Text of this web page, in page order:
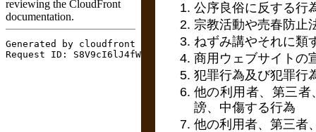
公序良俗に反する行
宗教活動や売春防止
ねずみ講やそれに類
商用ウェブサイトの
犯罪行為及び犯罪行
他の利用者、第三
謗、中傷する行為
他の利用者、第三者